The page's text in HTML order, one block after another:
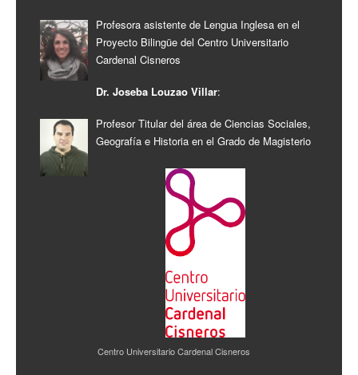
Profesora asistente de Lengua Inglesa en el
Proyecto Bilingüe del Centro Universitario
Cardenal Cisneros
Dr. Joseba Louzao Villar:
Profesor Titular del área de Ciencias Sociales,
Geografía e Historia en el Grado de Magisterio
Centro Universitario Cardenal Cisneros